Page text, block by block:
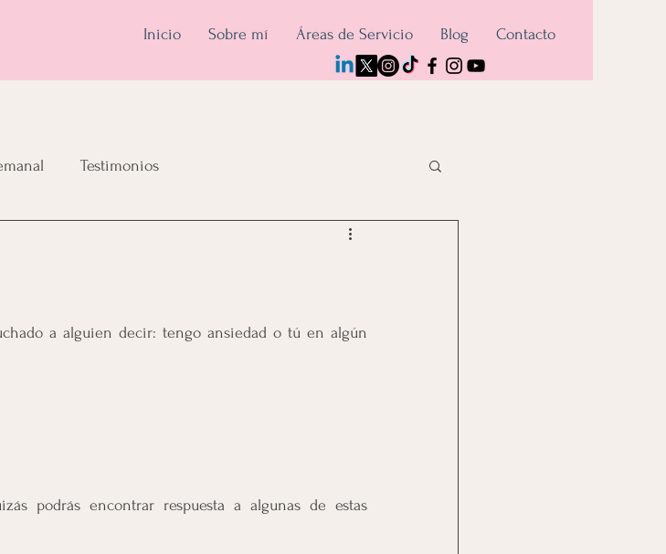
Inicio Sobre mí Áreas de Servicio Blog Contacto
Testimonios
a alguien decir: tengo ansiedad o tú en algún
podrás encontrar respuesta a algunas de estas